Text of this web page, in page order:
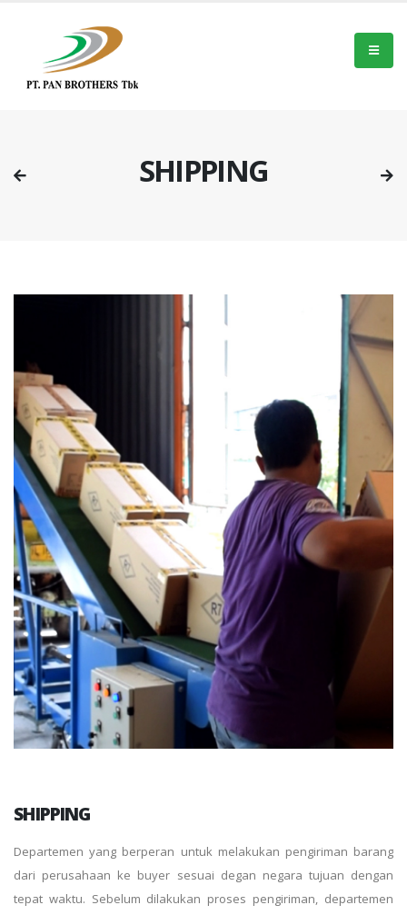
SHIPPING
SHIPPING
Departemen yang berperan untuk melakukan pengiriman barang
dari perusahaan ke buyer sesuai degan negara tujuan dengan
tepat waktu. Sebelum dilakukan proses pengiriman, departemen